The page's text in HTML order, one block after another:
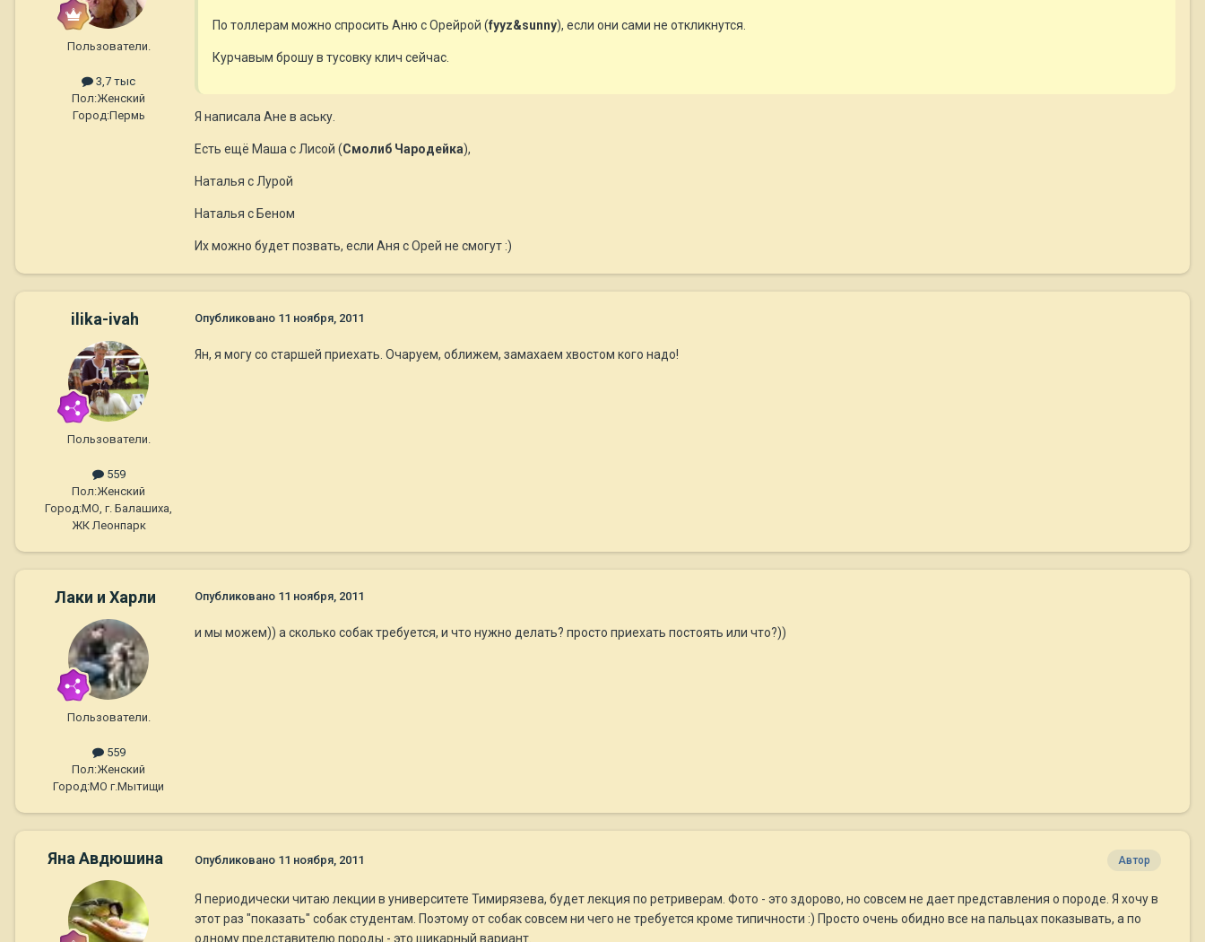
Пользователи.
3,7 тыс
Пол:Женский
Город:Пермь
По толлерам можно спросить Аню с Орейрой (fyyz&sunny), если они сами не откликнутся.
Курчавым брошу в тусовку клич сейчас.
Я написала Ане в аську.
Есть ещё Маша с Лисой (Смолиб Чародейка),
Наталья с Лурой
Наталья с Беном
Их можно будет позвать, если Аня с Орей не смогут :)
ilika-ivah
Пользователи.
559
Пол:Женский
Город:МО, г. Балашиха,
ЖК Леонпарк
Опубликовано 11 ноября, 2011
Ян, я могу со старшей приехать. Очаруем, оближем, замахаем хвостом кого надо!
Лаки и Харли
Пользователи.
559
Пол:Женский
Город:МО г.Мытищи
Опубликовано 11 ноября, 2011
и мы можем)) а сколько собак требуется, и что нужно делать? просто приехать постоять или что?))
Яна Авдюшина Автор
Опубликовано 11 ноября, 2011
Я периодически читаю лекции в университете Тимирязева, будет лекция по ретриверам. Фото - это здорово, но совсем не дает представления о породе. Я хочу в
этот раз "показать" собак студентам. Поэтому от собак совсем ни чего не требуется кроме типичности :) Просто очень обидно все на пальцах показывать, а по
одному представителю породы - это шикарный вариант.